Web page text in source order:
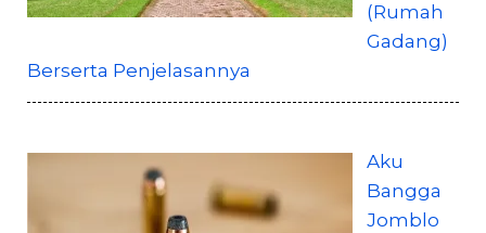
(Rumah
Gadang)
Berserta Penjelasannya
Aku
Bangga
Jomblo